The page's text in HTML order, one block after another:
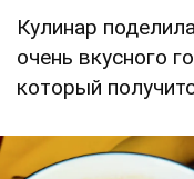
Кулинар
очень вкусного
который